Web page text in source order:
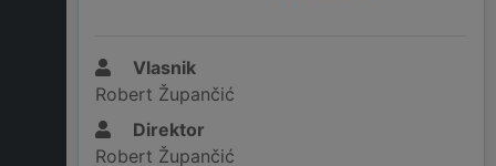
Vlasnik
Robert Župančić
Direktor
Robert Župančić